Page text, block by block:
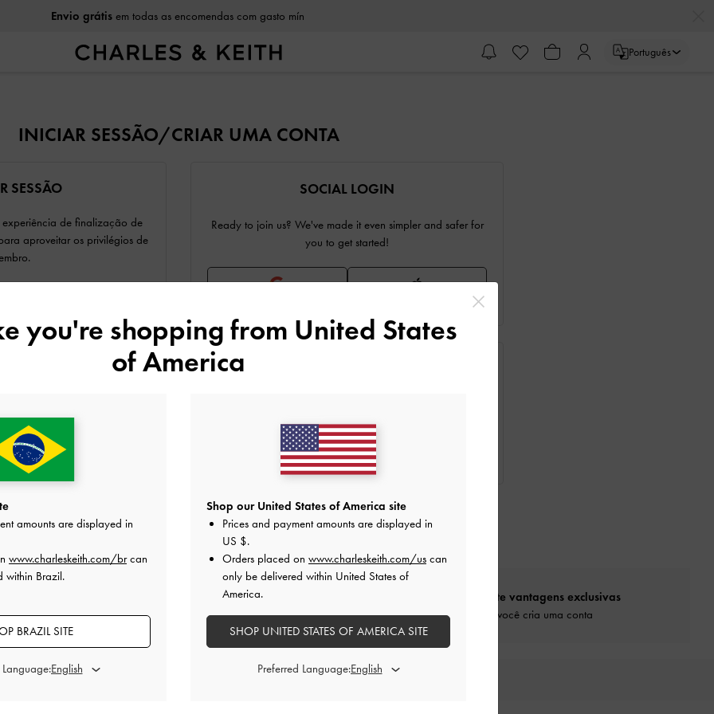
Envio grátisem todas as encomendas com gasto mín
Português
INICIAR SESSÃO/CRIAR UMA CONTA
SESSÃO
de finalização de
aproveitar os privilégios de
palavra-passe?
SOCIAL LOGIN
Ready to join us? We've made it even simpler and safer for
you to get started!
CRIAR UMA CONTA
Dentro de 30 dias após o pedido
Aproveite vantagens exclusivas
Quando você cria uma conta
BOLSAS PRESENTES
you're shopping from United States
of America
amounts are displayed in
www.charleskeith.com/brcan
within Brazil.
BRAZIL SITE
Shop our United States of America site
Prices and payment amounts are displayed in
US $.
Orders placed on www.charleskeith.com/us can
only be delivered within United States of
America.
SHOP UNITED STATES OF AMERICA SITE
Preferred Language: